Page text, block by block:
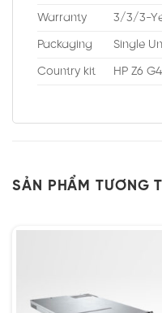
Warranty 3/3/3-
Packaging Single
Country kit HP Z6
SẢN PHẨM TƯƠNG